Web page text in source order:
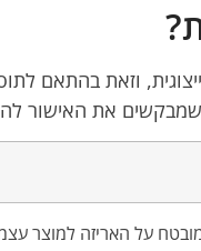
וזאת בהתאם
את האישור
על האריזה למוצר